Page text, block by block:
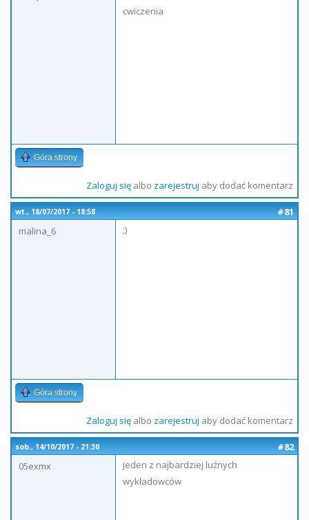
cwiczenia
Góra strony
Zaloguj sięalbo zarejestruj aby dodać komentarz
wt., 18/07/2017 - 18:58
#81
malina_6
;)
Góra strony
Zaloguj sięalbo zarejestruj aby dodać komentarz
sob., 14/10/2017 - 21:30
#82
05exmx
jeden z najbardziej luźnych
wykładowców